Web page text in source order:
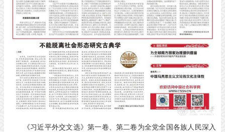
《习近平外交文选》第一卷、第二卷为全党全国各族人民深入